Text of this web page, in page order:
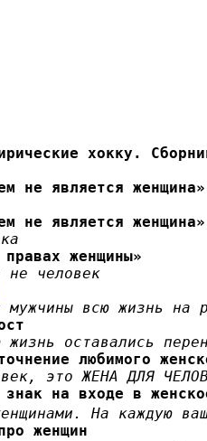
хокку.
не является женщина»
не является женщина»
женщины»
не человек
всю жизнь на
оставались
любимого
это ЖЕНА ДЛЯ
знак на входе в
На каждую
женщин